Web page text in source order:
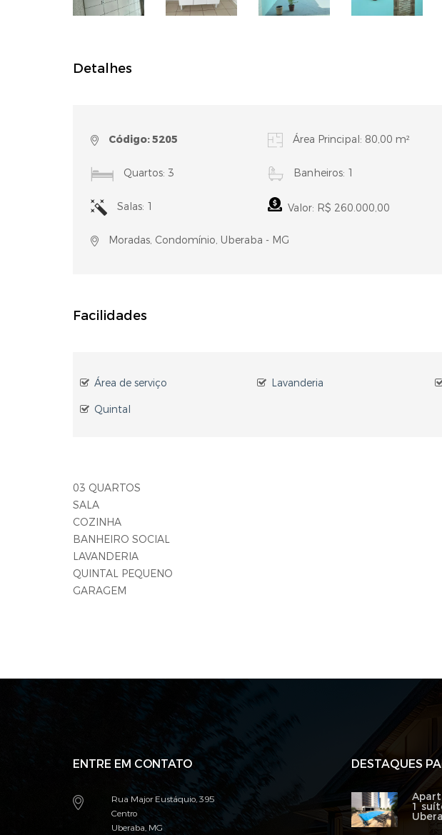
Detalhes
Código: 5205 Área Principal: 80,00 m²
Quartos: 3 Banheiros: 1
Salas: 1 Valor: R$ 260.000,00
Moradas, Condomínio, Uberaba - MG
Facilidades
Área de serviço Lavanderia
Quintal
03 QUARTOS
SALA
COZINHA
BANHEIRO SOCIAL
LAVANDERIA
QUINTAL PEQUENO
GARAGEM
ENTRE EM CONTATO
Rua Major Eustáquio, 395
Centro
Uberaba, MG
DESTAQUES
1